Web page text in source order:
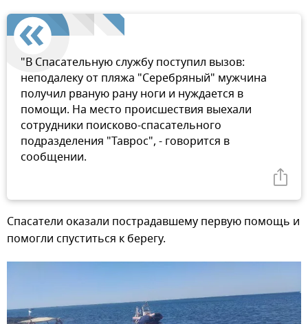
"В Спасательную службу поступил вызов:
неподалеку от пляжа "Серебряный" мужчина
получил рваную рану ноги и нуждается в
помощи. На место происшествия выехали
сотрудники поисково-спасательного
подразделения "Таврос", - говорится в
сообщении.
Спасатели оказали пострадавшему первую помощь и
помогли спуститься к берегу.